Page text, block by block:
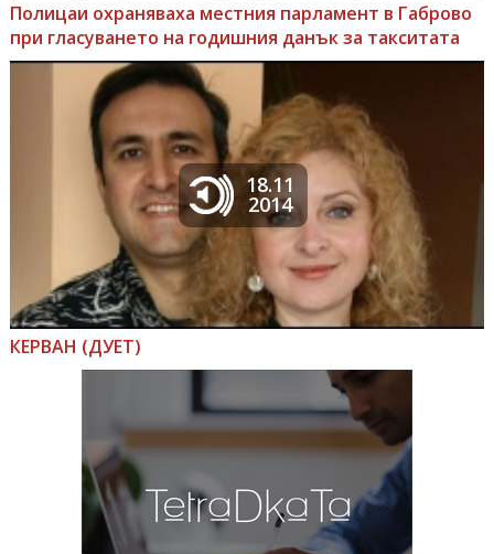
Полицаи охраняваха местния парламент в Габрово
при гласуването на годишния данък за такситата
18.11
2014
КЕРВАН (ДУЕТ)